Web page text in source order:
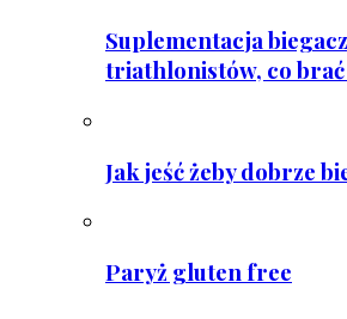
Suplementacja
triathlonistów, co brać
Jak jeść żeby dobrze
Paryż gluten free